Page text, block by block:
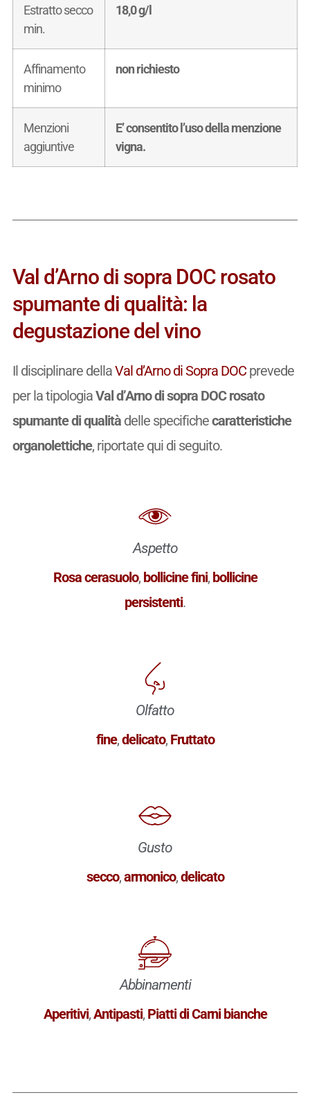
Estratto secco
min.
18,0 g/l
Affinamento
minimo
non richiesto
Menzioni
aggiuntive
E’ consentito l’uso della menzione
vigna.
Val d’Arno di sopra DOC rosato
spumante di qualità: la
degustazione del vino
Il disciplinare dellaVal d’Arno di Sopra DOCprevede
per la tipologiaVal d’Arno di sopra DOC rosato
spumante di qualitàdelle specifichecaratteristiche
organolettiche, riportate qui di seguito.
Aspetto
Rosa cerasuolo, bollicine fini, bollicine
persistenti.
Olfatto
fine,delicato, Fruttato
Gusto
secco,armonico,delicato
Abbinamenti
Aperitivi,Antipasti, Piatti di Carni bianche